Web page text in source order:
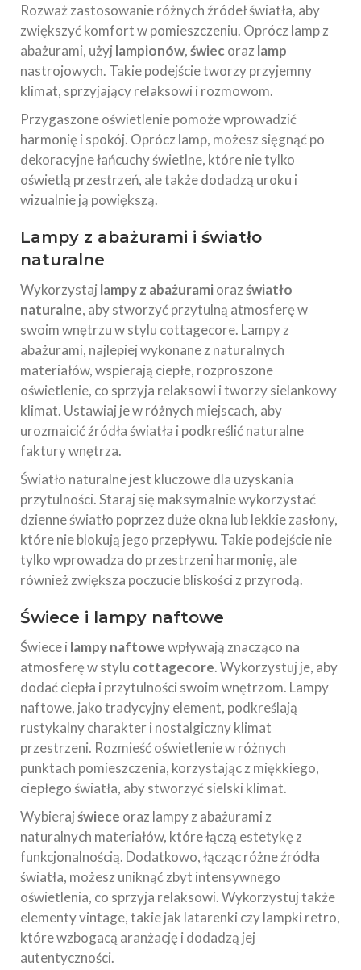
Rozważ zastosowanie różnych źródeł światła, aby
zwiększyć komfort w pomieszczeniu. Oprócz lamp z
abażurami, użyj lampionów,świec oraz lamp
nastrojowych. Takie podejście tworzy przyjemny
klimat, sprzyjający relaksowi i rozmowom.
Przygaszone oświetlenie pomoże wprowadzić
harmonię i spokój. Oprócz lamp, możesz sięgnąć po
dekoracyjne łańcuchy świetlne, które nie tylko
oświetlą przestrzeń, ale także dodadzą uroku i
wizualnie ją powiększą.
Lampy z abażurami i światło
naturalne
Wykorzystaj lampy z abażuramiorazświatło
naturalne, aby stworzyć przytulną atmosferę w
swoim wnętrzu w stylu cottagecore. Lampy z
abażurami, najlepiej wykonane z naturalnych
materiałów, wspierają ciepłe, rozproszone
oświetlenie, co sprzyja relaksowi i tworzy sielankowy
klimat. Ustawiaj je w różnych miejscach, aby
urozmaicić źródła światła i podkreślić naturalne
faktury wnętrza.
Światło naturalne jest kluczowe dla uzyskania
przytulności. Staraj się maksymalnie wykorzystać
dzienne światło poprzez duże okna lub lekkie zasłony,
które nie blokują jego przepływu. Takie podejście nie
tylko wprowadza do przestrzeni harmonię, ale
również zwiększa poczucie bliskości z przyrodą.
Świece i lampy naftowe
Świece i lampy naftowewpływają znacząco na
atmosferę w stylu cottagecore. Wykorzystuj je, aby
dodać ciepła i przytulności swoim wnętrzom. Lampy
naftowe, jako tradycyjny element, podkreślają
rustykalny charakter i nostalgiczny klimat
przestrzeni. Rozmieść oświetlenie w różnych
punktach pomieszczenia, korzystając z miękkiego,
ciepłego światła, aby stworzyć sielski klimat.
Wybierajświece oraz lampy z abażurami z
naturalnych materiałów, które łączą estetykę z
funkcjonalnością. Dodatkowo, łącząc różne źródła
światła, możesz uniknąć zbyt intensywnego
oświetlenia, co sprzyja relaksowi. Wykorzystuj także
elementy vintage, takie jak latarenki czy lampki retro,
które wzbogacą aranżację i dodadzą jej
autentyczności.